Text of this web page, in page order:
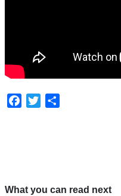
Facebook
Twitter
What you can read next